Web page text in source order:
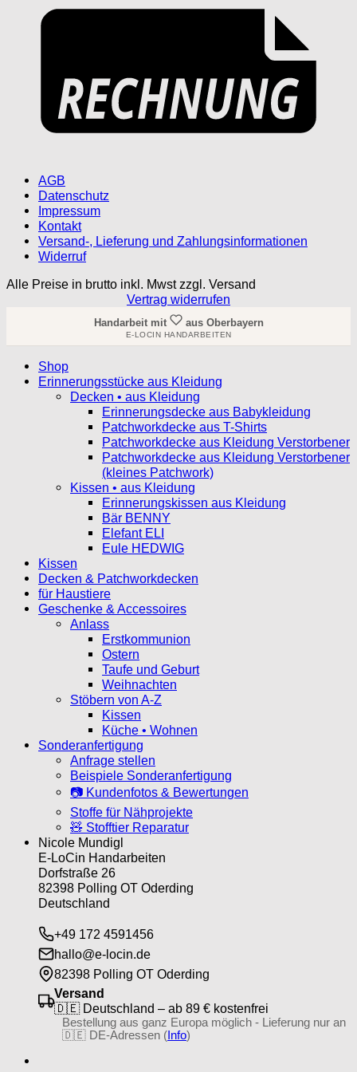
AGB
Datenschutz
Impressum
Kontakt
Versand-, Lieferung und Zahlungsinformationen
Widerruf
Alle Preise in brutto inkl. Mwst zzgl. Versand
Vertrag widerrufen
Handarbeit mit aus Oberbayern
E-LOCIN HANDARBEITEN
Shop
Erinnerungsstücke aus Kleidung
Decken • aus Kleidung
Erinnerungsdecke aus Babykleidung
Patchworkdecke aus T-Shirts
Patchworkdecke aus Kleidung Verstorbener
Patchworkdecke aus Kleidung Verstorbener
(kleines Patchwork)
Kissen • aus Kleidung
Erinnerungskissen aus Kleidung
Bär BENNY
Elefant ELI
Eule HEDWIG
Kissen
Decken & Patchworkdecken
für Haustiere
Geschenke & Accessoires
Anlass
Erstkommunion
Ostern
Taufe und Geburt
Weihnachten
Stöbern von A-Z
Kissen
Küche • Wohnen
Sonderanfertigung
Anfrage stellen
Beispiele Sonderanfertigung
📷 Kundenfotos & Bewertungen
Stoffe für Nähprojekte
🧸 Stofftier Reparatur
Nicole Mundigl
E-LoCin Handarbeiten
Dorfstraße 26
82398 Polling OT Oderding
Deutschland
+49 172 4591456
hallo@e-locin.de
82398 Polling OT Oderding
Versand
🇩🇪 Deutschland – ab 89 € kostenfrei
Bestellung aus ganz Europa möglich - Lieferung nur an
🇩🇪 DE-Adressen ( Info)